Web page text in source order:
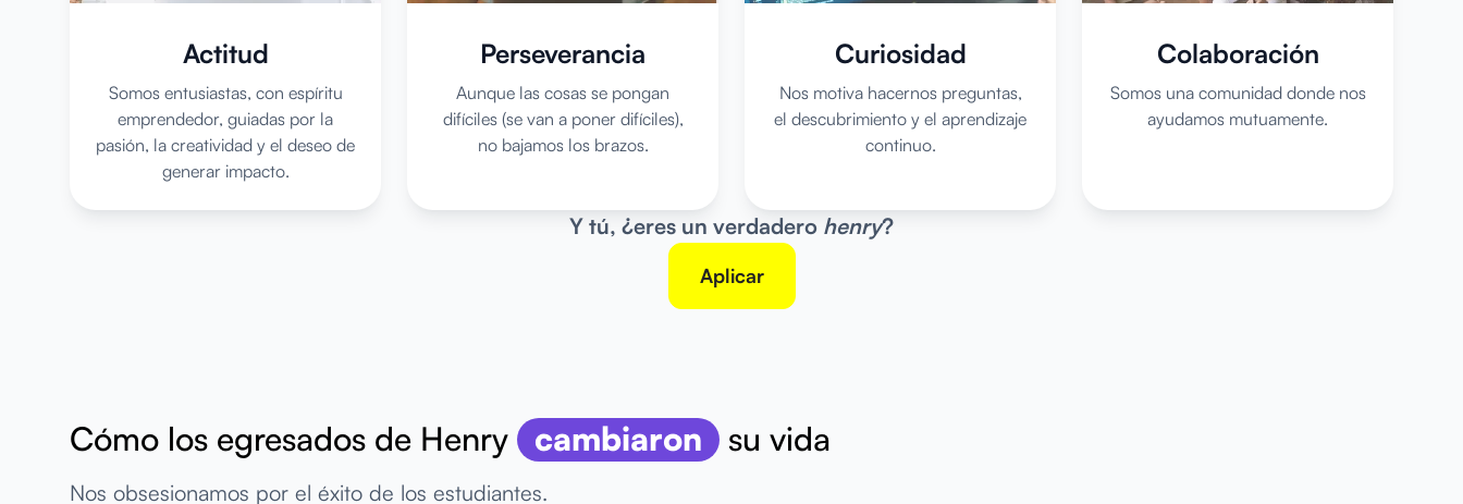
Actitud
Somos entusiastas, con espíritu
emprendedor, guiadas por la
pasión, la creatividad y el deseo de
generar impacto.
Perseverancia
Aunque las cosas se pongan
difíciles (se van a poner difíciles),
no bajamos los brazos.
Curiosidad
Nos motiva hacernos preguntas,
el descubrimiento y el aprendizaje
continuo.
Colaboración
Somos una comunidad donde nos
ayudamos mutuamente.
Y tú, ¿eres un verdadero henry?
Aplicar
Cómo los egresados de Henry cambiaron su vida
Nos obsesionamos por el éxito de los estudiantes.